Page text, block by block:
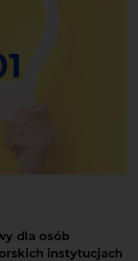
dla osób
instytucjach